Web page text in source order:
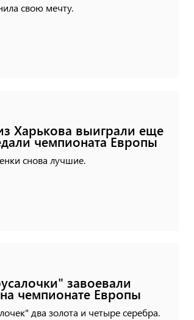
свою мечту.
Харькова выиграли еще
чемпионата Европы
снова лучшие.
завоевали
чемпионате Европы
два золота и четыре серебра.